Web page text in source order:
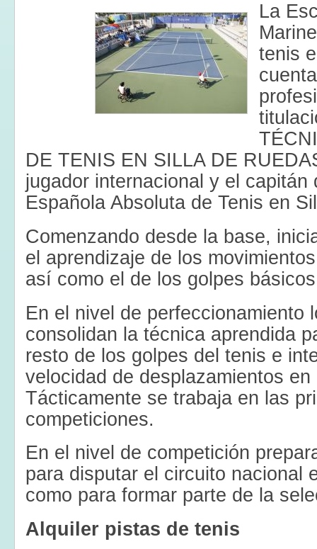
La
tenis
DE TENIS EN SILLA DE
jugador internacional y el capitán
Española Absoluta de Tenis en
Comenzando desde la base,
el aprendizaje de los
así como el de los golpes
En el nivel de perfeccionamiento
consolidan la técnica aprendida
resto de los golpes del tenis e
velocidad de desplazamientos
Tácticamente se trabaja en las
competiciones.
En el nivel de competición
para disputar el circuito nacional
como para formar parte de la
Alquiler pistas de tenis